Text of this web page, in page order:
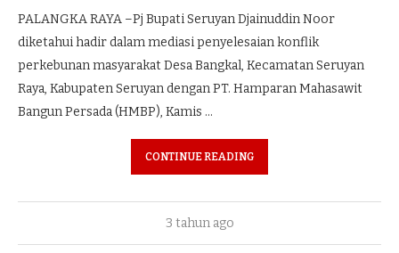
PALANGKA RAYA –Pj Bupati Seruyan Djainuddin Noor
diketahui hadir dalam mediasi penyelesaian konflik
perkebunan masyarakat Desa Bangkal, Kecamatan Seruyan
Raya, Kabupaten Seruyan dengan PT. Hamparan Mahasawit
Bangun Persada (HMBP), Kamis …
CONTINUE READING
3 tahun ago